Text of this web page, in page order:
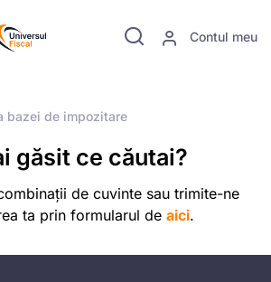
Contul meu
bazei de impozitare
găsit ce căutai?
de cuvinte sau trimite-ne
ta prin formularul de aici.